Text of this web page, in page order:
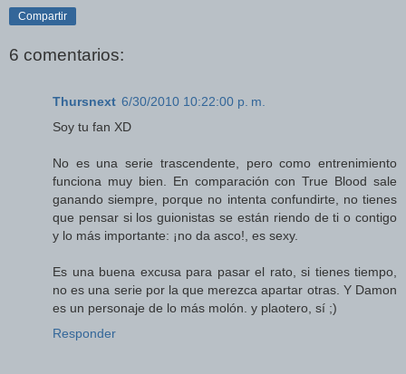
Compartir
6 comentarios:
Thursnext 6/30/2010 10:22:00 p. m.
Soy tu fan XD
No es una serie trascendente, pero como entrenimiento
funciona muy bien. En comparación con True Blood sale
ganando siempre, porque no intenta confundirte, no tienes
que pensar si los guionistas se están riendo de ti o contigo
y lo más importante: ¡no da asco!, es sexy.
Es una buena excusa para pasar el rato, si tienes tiempo,
no es una serie por la que merezca apartar otras. Y Damon
es un personaje de lo más molón. y plaotero, sí ;)
Responder